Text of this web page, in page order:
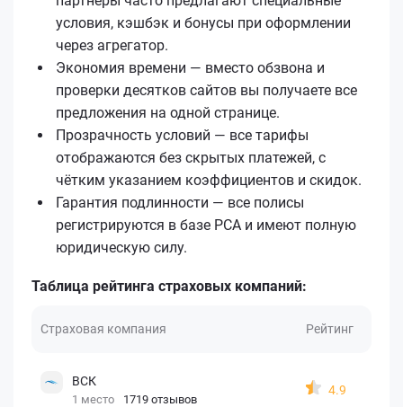
условия, кэшбэк и бонусы при оформлении
через агрегатор.
Экономия времени — вместо обзвона и
проверки десятков сайтов вы получаете все
предложения на одной странице.
Прозрачность условий — все тарифы
отображаются без скрытых платежей, с
чётким указанием коэффициентов и скидок.
Гарантия подлинности — все полисы
регистрируются в базе РСА и имеют полную
юридическую силу.
Таблица рейтинга страховых компаний:
Страховая компания Рейтинг
ВСК
1 место 1719 отзывов
4.9